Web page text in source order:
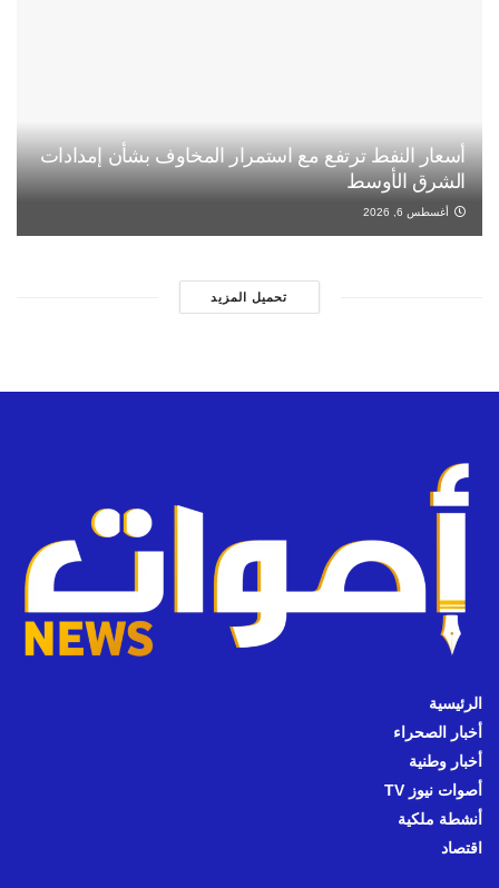
أسعار النفط ترتفع مع استمرار المخاوف بشأن إمدادات
الشرق الأوسط
أغسطس 6, 2026
تحميل المزيد
الرئيسية
أخبار الصحراء
أخبار وطنية
أصوات نيوز TV
أنشطة ملكية
اقتصاد